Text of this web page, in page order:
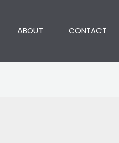
ABOUT CONTACT